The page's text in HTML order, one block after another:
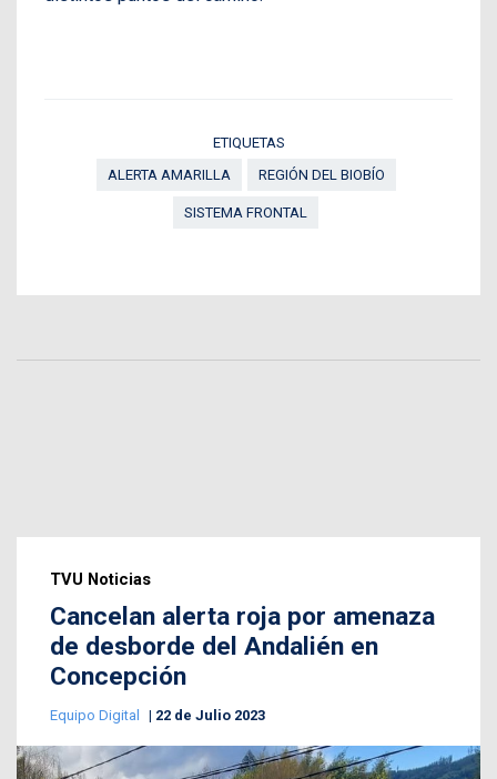
ETIQUETAS
ALERTA AMARILLA
REGIÓN DEL BIOBÍO
SISTEMA FRONTAL
TVU Noticias
Cancelan alerta roja por amenaza
de desborde del Andalién en
Concepción
Equipo Digital 22 de Julio 2023